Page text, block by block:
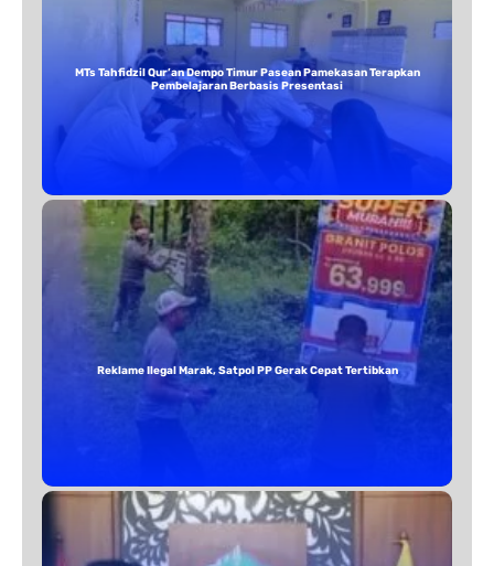
MTs Tahfidzil Qur’an Dempo Timur Pasean Pamekasan Terapkan
Pembelajaran Berbasis Presentasi
Reklame Ilegal Marak, Satpol PP Gerak Cepat Tertibkan